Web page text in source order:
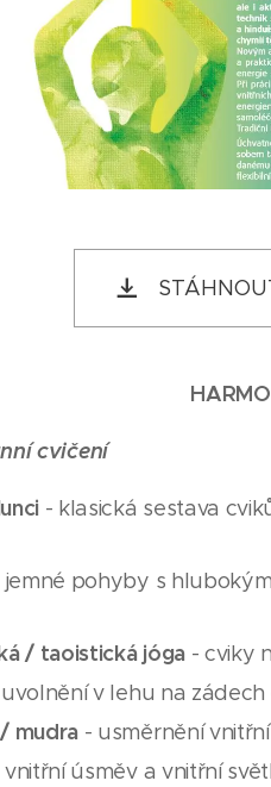
cvičení
- klasická sestava
pohyby s
/ taoistická jóga- cviky
v lehu na zádech
mudra - usměrnění
vnitřní úsměv a vnitřní